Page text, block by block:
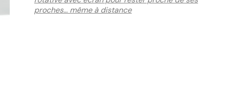
proches… même à distance